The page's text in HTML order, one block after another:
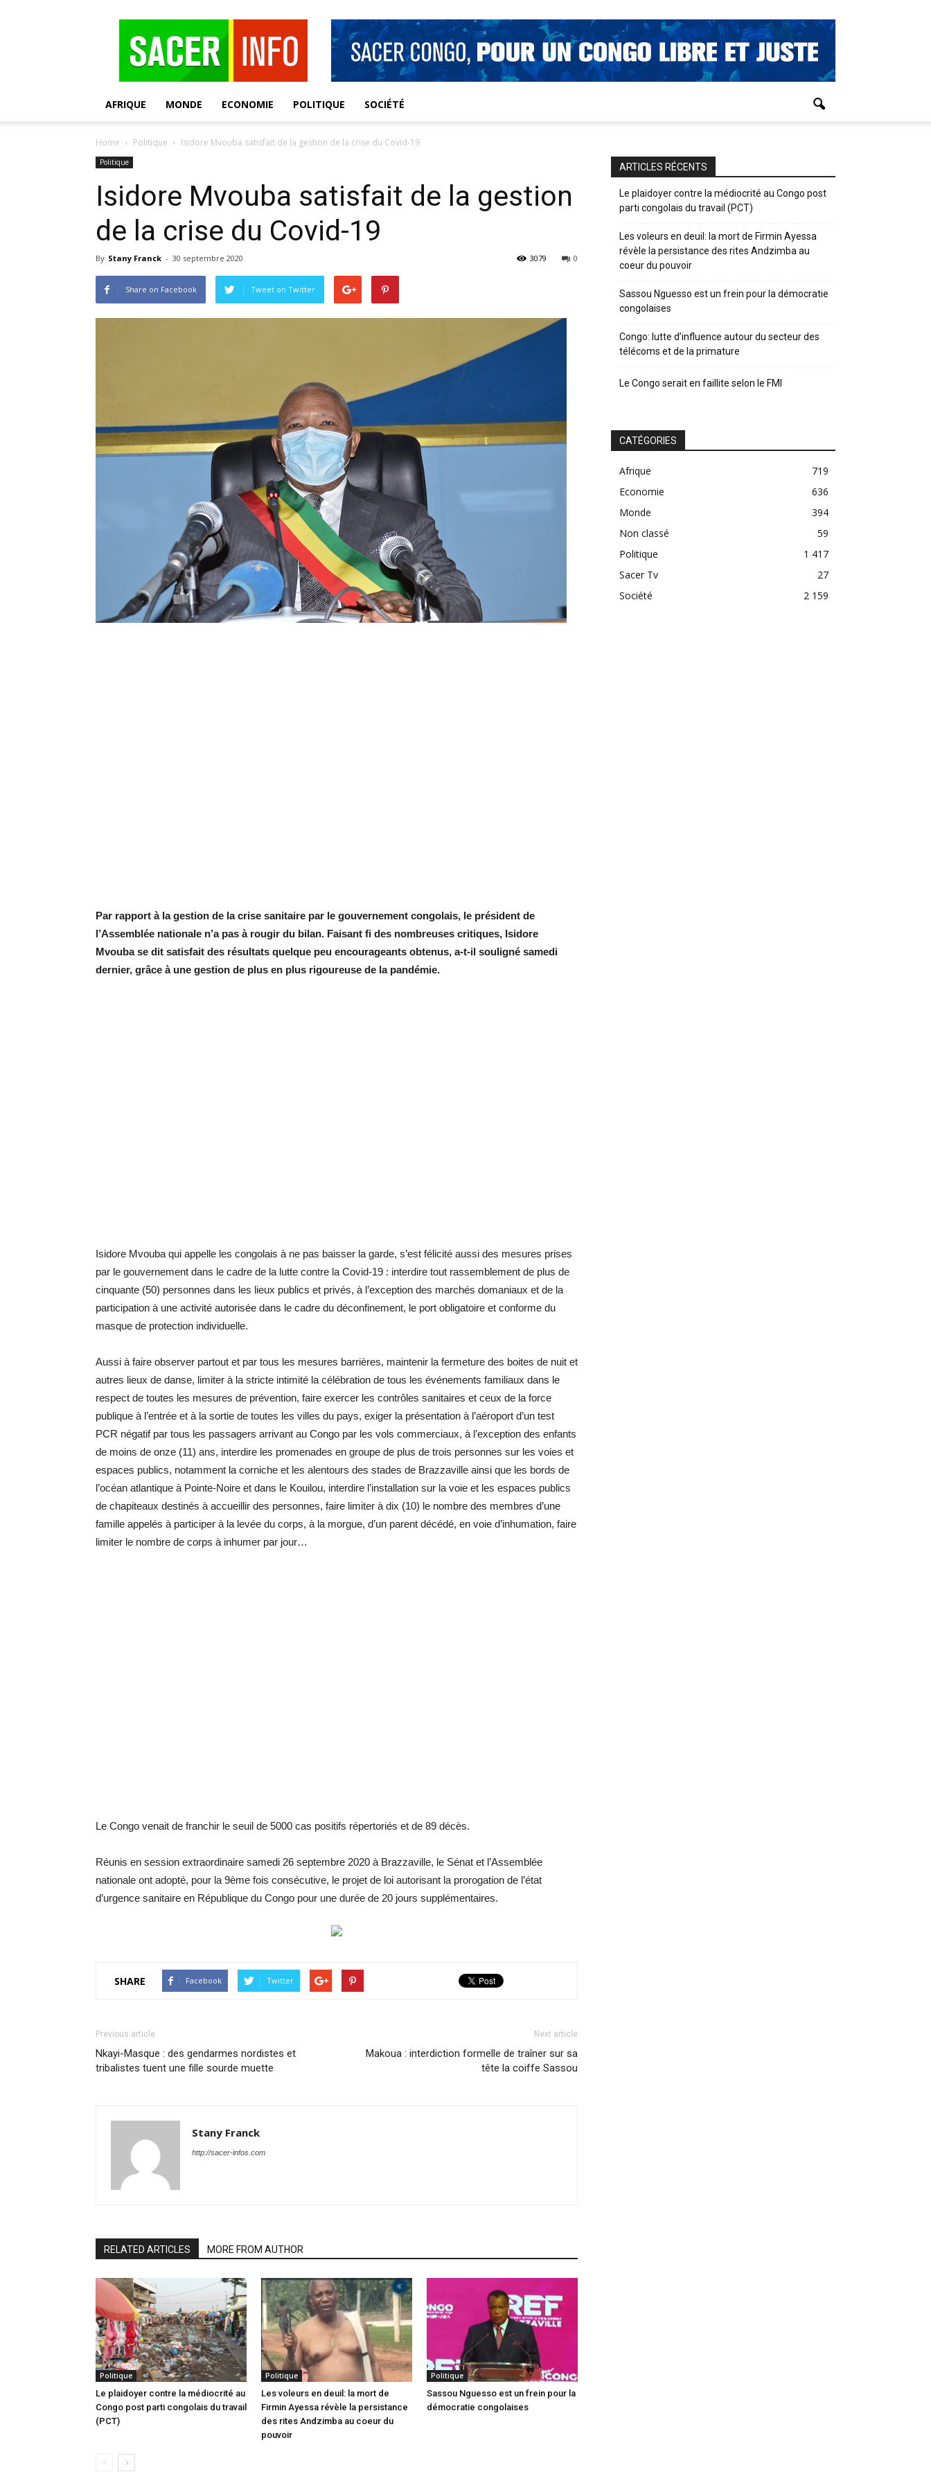
AFRIQUE MONDE ECONOMIE POLITIQUE SOCIÉTÉ
Home Politique Isidore Mvouba satisfait de la gestion de la crise du Covid-19
Politique
Isidore Mvouba satisfait de la gestion
de la crise du Covid-19
By Stany Franck - 30 septembre 2020 0
3079
Share on Facebook Tweet on Twitter
Par rapport à la gestion de la crise sanitaire par le gouvernement congolais, le président de
l’Assemblée nationale n’a pas à rougir du bilan. Faisant fi des nombreuses critiques, Isidore
Mvouba se dit satisfait des résultats quelque peu encourageants obtenus, a-t-il souligné samedi
dernier, grâce à une gestion de plus en plus rigoureuse de la pandémie.
Isidore Mvouba qui appelle les congolais à ne pas baisser la garde, s’est félicité aussi des mesures prises
par le gouvernement dans le cadre de la lutte contre la Covid-19 : interdire tout rassemblement de plus de
cinquante (50) personnes dans les lieux publics et privés, à l’exception des marchés domaniaux et de la
participation à une activité autorisée dans le cadre du déconfinement, le port obligatoire et conforme du
masque de protection individuelle.
Aussi à faire observer partout et par tous les mesures barrières, maintenir la fermeture des boites de nuit et
autres lieux de danse, limiter à la stricte intimité la célébration de tous les événements familiaux dans le
respect de toutes les mesures de prévention, faire exercer les contrôles sanitaires et ceux de la force
publique à l’entrée et à la sortie de toutes les villes du pays, exiger la présentation à l’aéroport d’un test
PCR négatif par tous les passagers arrivant au Congo par les vols commerciaux, à l’exception des enfants
de moins de onze (11) ans, interdire les promenades en groupe de plus de trois personnes sur les voies et
espaces publics, notamment la corniche et les alentours des stades de Brazzaville ainsi que les bords de
l’océan atlantique à Pointe-Noire et dans le Kouilou, interdire l’installation sur la voie et les espaces publics
de chapiteaux destinés à accueillir des personnes, faire limiter à dix (10) le nombre des membres d’une
famille appelés à participer à la levée du corps, à la morgue, d’un parent décédé, en voie d’inhumation, faire
limiter le nombre de corps à inhumer par jour…
Le Congo venait de franchir le seuil de 5000 cas positifs répertoriés et de 89 décès.
Réunis en session extraordinaire samedi 26 septembre 2020 à Brazzaville, le Sénat et l’Assemblée
nationale ont adopté, pour la 9ème fois consécutive, le projet de loi autorisant la prorogation de l’état
d’urgence sanitaire en République du Congo pour une durée de 20 jours supplémentaires.
SHARE Facebook Twitter
Previous article
Nkayi-Masque : des gendarmes nordistes et
tribalistes tuent une fille sourde muette
Next article
Makoua : interdiction formelle de traîner sur sa
tête la coiffe Sassou
Stany Franck
http://sacer-infos.com
RELATED ARTICLES MORE FROM AUTHOR
Politique
Le plaidoyer contre la médiocrité au
Congo post parti congolais du travail
(PCT)
Politique
Les voleurs en deuil: la mort de
Firmin Ayessa révèle la persistance
des rites Andzimba au coeur du
pouvoir
Politique
Sassou Nguesso est un frein pour la
démocratie congolaises
ARTICLES RÉCENTS
Le plaidoyer contre la médiocrité au Congo post
parti congolais du travail (PCT)
Les voleurs en deuil: la mort de Firmin Ayessa
révèle la persistance des rites Andzimba au
coeur du pouvoir
Sassou Nguesso est un frein pour la démocratie
congolaises
Congo: lutte d’influence autour du secteur des
télécoms et de la primature
Le Congo serait en faillite selon le FMI
CATÉGORIES
Afrique
719
Economie
636
Monde
394
Non classé
59
Politique
1 417
Sacer Tv
27
Société
2 159